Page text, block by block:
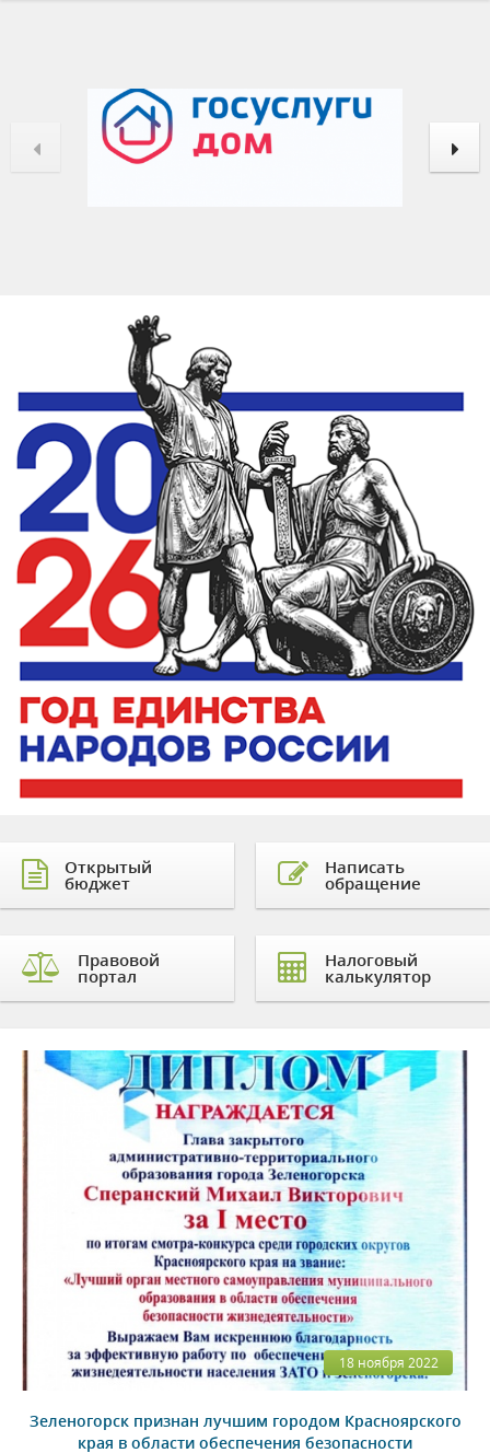
Открытый
бюджет
Правовой
портал
Написать
обращение
Налоговый
калькулятор
18 ноября 2022
Зеленогорск признан лучшим городом Красноярского
края в области обеспечения безопасности